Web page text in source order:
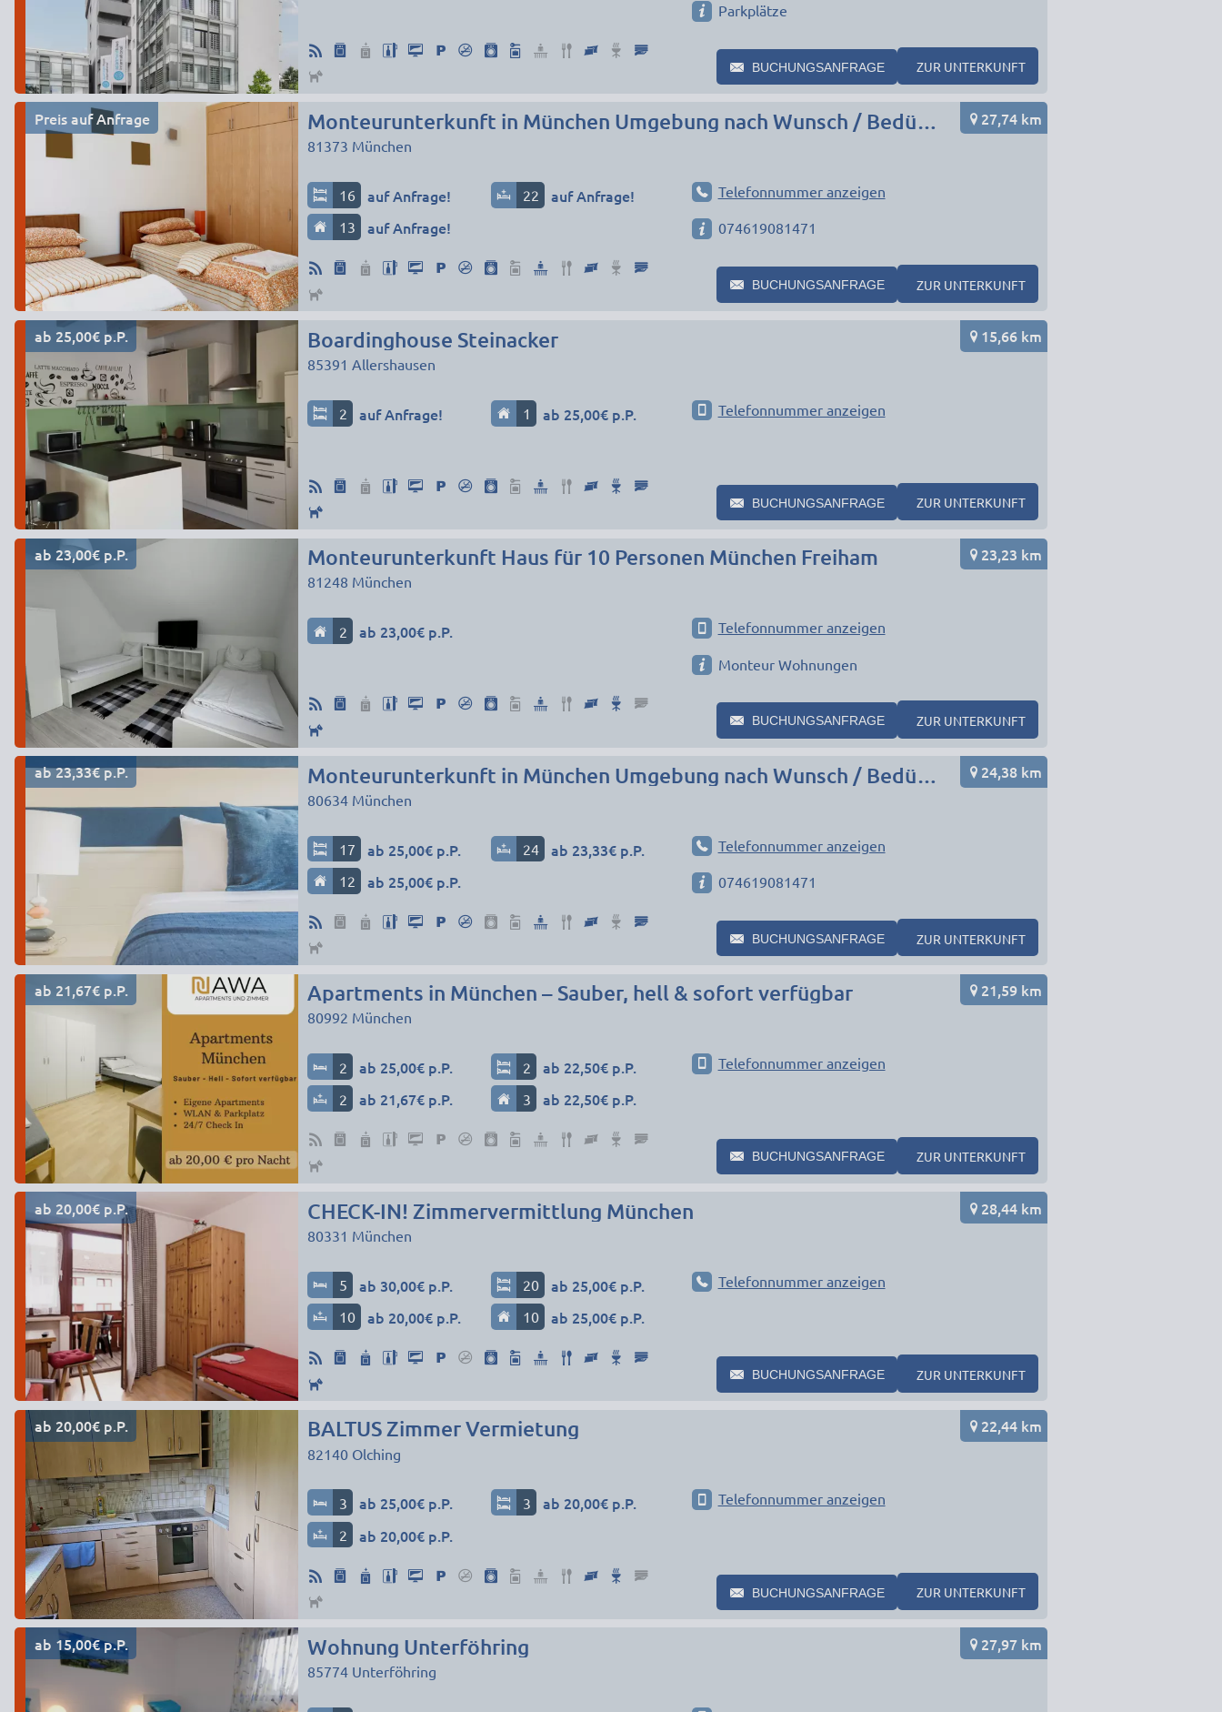
Parkplätze
BUCHUNGSANFRAGE ZUR UNTERKUNFT
Preis auf Anfrage Monteurunterkunft in München Umgebung nach Wunsch / Bedürfnis
81373 München
27,74 km
16 auf Anfrage! 22 auf Anfrage!
13 auf Anfrage!
Telefonnummer anzeigen
074619081471
BUCHUNGSANFRAGE ZUR UNTERKUNFT
ab 25,00€ p.P. Boardinghouse Steinacker
85391 Allershausen
15,66 km
2 auf Anfrage! 1 ab 25,00€ p.P. Telefonnummer anzeigen
BUCHUNGSANFRAGE ZUR UNTERKUNFT
ab 23,00€ p.P. Monteurunterkunft Haus für 10 Personen München Freiham
81248 München
23,23 km
2 ab 23,00€ p.P. Telefonnummer anzeigen
Monteur Wohnungen
BUCHUNGSANFRAGE ZUR UNTERKUNFT
ab 23,33€ p.P. Monteurunterkunft in München Umgebung nach Wunsch / Bedürfnis
80634 München
24,38 km
17 ab 25,00€ p.P. 24 ab 23,33€ p.P.
12 ab 25,00€ p.P.
Telefonnummer anzeigen
074619081471
BUCHUNGSANFRAGE ZUR UNTERKUNFT
ab 21,67€ p.P. Apartments in München – Sauber, hell & sofort verfügbar
80992 München
21,59 km
2 ab 25,00€ p.P. 2 ab 22,50€ p.P.
2 ab 21,67€ p.P. 3 ab 22,50€ p.P.
Telefonnummer anzeigen
BUCHUNGSANFRAGE ZUR UNTERKUNFT
ab 20,00€ p.P. CHECK-IN! Zimmervermittlung München
80331 München
28,44 km
5 ab 30,00€ p.P. 20 ab 25,00€ p.P.
10 ab 20,00€ p.P. 10 ab 25,00€ p.P.
Telefonnummer anzeigen
BUCHUNGSANFRAGE ZUR UNTERKUNFT
ab 20,00€ p.P. BALTUS Zimmer Vermietung
82140 Olching
22,44 km
3 ab 25,00€ p.P. 3 ab 20,00€ p.P.
2 ab 20,00€ p.P.
Telefonnummer anzeigen
BUCHUNGSANFRAGE ZUR UNTERKUNFT
ab 15,00€ p.P. Wohnung Unterföhring
85774 Unterföhring
27,97 km